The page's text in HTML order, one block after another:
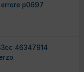
errore p0697
46347914